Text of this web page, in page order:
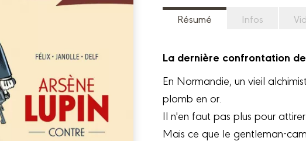
Résumé Infos
La dernière confrontation
En Normandie, un vieil
plomb en or.
Il n'en faut pas plus pour
Mais ce que le gentleman-